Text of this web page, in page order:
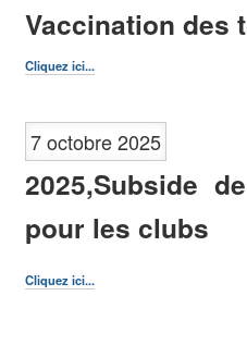
Vaccination des
Cliquez ici...
7 octobre 2025
2025,Subside
pour les clubs
Cliquez ici...